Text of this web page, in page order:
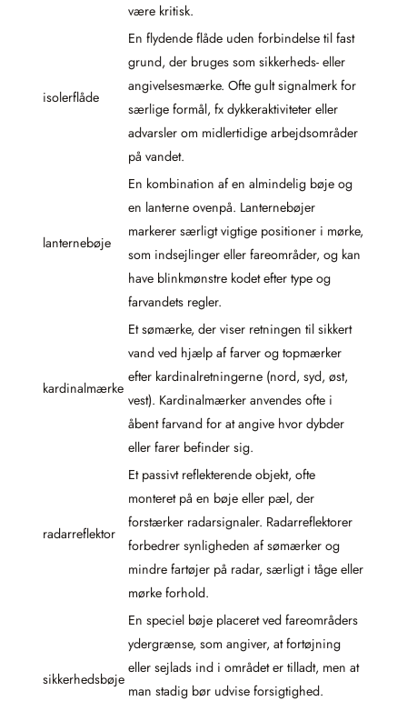
være kritisk.
isolerflåde
En flydende flåde uden forbindelse til fast
grund, der bruges som sikkerheds- eller
angivelsesmærke. Ofte gult signalmerk for
særlige formål, fx dykkeraktiviteter eller
advarsler om midlertidige arbejdsområder
på vandet.
lanternebøje
En kombination af en almindelig bøje og
en lanterne ovenpå. Lanternebøjer
markerer særligt vigtige positioner i mørke,
som indsejlinger eller fareområder, og kan
have blinkmønstre kodet efter type og
farvandets regler.
kardinalmærke
Et sømærke, der viser retningen til sikkert
vand ved hjælp af farver og topmærker
efter kardinalretningerne (nord, syd, øst,
vest). Kardinalmærker anvendes ofte i
åbent farvand for at angive hvor dybder
eller farer befinder sig.
radarreflektor
Et passivt reflekterende objekt, ofte
monteret på en bøje eller pæl, der
forstærker radarsignaler. Radarreflektorer
forbedrer synligheden af sømærker og
mindre fartøjer på radar, særligt i tåge eller
mørke forhold.
sikkerhedsbøje
En speciel bøje placeret ved fareområders
ydergrænse, som angiver, at fortøjning
eller sejlads ind i området er tilladt, men at
man stadig bør udvise forsigtighed.